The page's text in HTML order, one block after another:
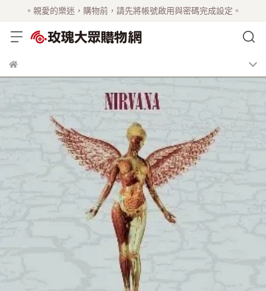
。親愛的樂迷，購物前，請先將帳號啟用與密碼完成設定。